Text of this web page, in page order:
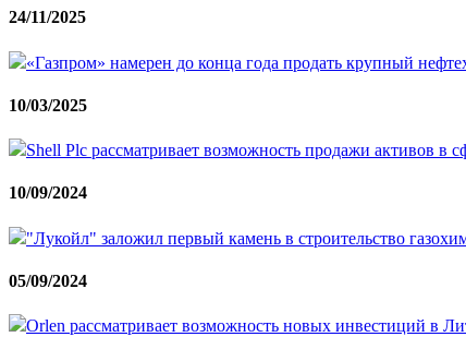
24/11/2025
«Газпром» намерен до конца года продать крупный
10/03/2025
Shell Plc рассматривает возможность продажи активов
10/09/2024
"Лукойл" заложил первый камень в строительство
05/09/2024
Orlen рассматривает возможность новых инвестиций в